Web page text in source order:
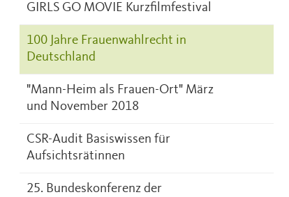
GIRLS GO MOVIE Kurzfilmfestival
100 Jahre Frauenwahlrecht in
Deutschland
"Mann-Heim als Frauen-Ort" März
und November 2018
CSR-Audit Basiswissen für
Aufsichtsrätinnen
25. Bundeskonferenz der